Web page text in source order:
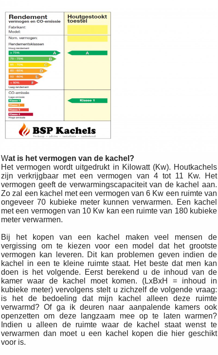
Wat is het vermogen van de kachel?
Het vermogen wordt uitgedrukt in Kilowatt (Kw). Houtkachels
zijn verkrijgbaar met een vermogen van 4 tot 11 Kw. Het
vermogen geeft de verwarmingscapaciteit van de kachel aan.
Zo zal een kachel met een vermogen van 6 Kw een ruimte van
ongeveer 70 kubieke meter kunnen verwarmen. Een kachel
met een vermogen van 10 Kw kan een ruimte van 180 kubieke
meter verwarmen.
Bij het kopen van een kachel maken veel mensen de
vergissing om te kiezen voor een model dat het grootste
vermogen kan leveren. Dit kan problemen geven indien de
kachel in een te kleine ruimte staat. Het beste dat men kan
doen is het volgende. Eerst berekend u de inhoud van de
kamer waar de kachel moet komen. (LxBxH = inhoud in
kubieke meter) vervolgens stelt u zichzelf de volgende vraag:
is het de bedoeling dat mijn kachel alleen deze ruimte
verwarmd? Of ga ik deuren naar aanpalende kamers ook
openzetten om deze langzaam mee op te laten warmen?
Indien u alleen de ruimte waar de kachel staat wenst te
verwarmen dan moet u een kachel kopen die hier geschikt
voor is.